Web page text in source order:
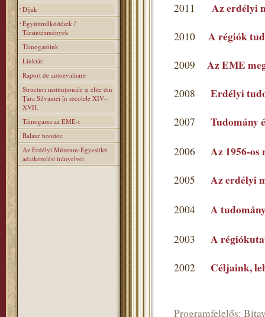
Díjak
Együttműködések /
Társintézmények
Támogatóink
Linktár
Raport de autoevaluare
Structuri instituţionale şi elite din
Ţara Silvaniei în secolele XIV–
XVII.
Támogassa az EMÉ-t
Balaur bondoc
Az Erdélyi Múzeum-Egyesület
adatkezelési irányelvei
2011 Az erdélyi
2010 A régiók
2009 Az EME
2008 Erdélyi
2007 Tudomány
2006 Az 1956-
2005 Az erdélyi
2004 A
2003 A
2002 Céljaink,
Programfelelős: